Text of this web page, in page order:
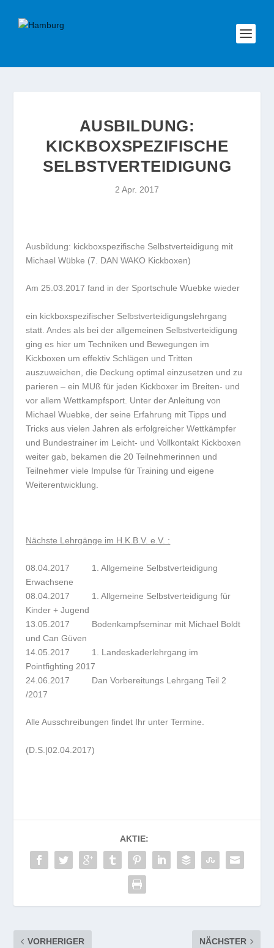
AUSBILDUNG:
KICKBOXSPEZIFISCHE
SELBSTVERTEIDIGUNG
2 Apr. 2017
Ausbildung: kickboxspezifische Selbstverteidigung mit
Michael Wübke (7. DAN WAKO Kickboxen)
Am 25.03.2017 fand in der Sportschule Wuebke wieder
ein kickboxspezifischer Selbstverteidigungslehrgang
statt. Andes als bei der allgemeinen Selbstverteidigung
ging es hier um Techniken und Bewegungen im
Kickboxen um effektiv Schlägen und Tritten
auszuweichen, die Deckung optimal einzusetzen und zu
parieren – ein MUß für jeden Kickboxer im Breiten- und
vor allem Wettkampfsport. Unter der Anleitung von
Michael Wuebke, der seine Erfahrung mit Tipps und
Tricks aus vielen Jahren als erfolgreicher Wettkämpfer
und Bundestrainer im Leicht- und Vollkontakt Kickboxen
weiter gab, bekamen die 20 Teilnehmerinnen und
Teilnehmer viele Impulse für Training und eigene
Weiterentwicklung.
Nächste Lehrgänge im H.K.B.V. e.V. :
08.04.2017 1. Allgemeine Selbstverteidigung
Erwachsene
08.04.2017 1. Allgemeine Selbstverteidigung für
Kinder + Jugend
13.05.2017 Bodenkampfseminar mit Michael Boldt
und Can Güven
14.05.2017 1. Landeskaderlehrgang im
Pointfighting 2017
24.06.2017 Dan Vorbereitungs Lehrgang Teil 2
/2017
Alle Ausschreibungen findet Ihr unter Termine.
(D.S.|02.04.2017)
AKTIE:
VORHERIGER NÄCHSTER